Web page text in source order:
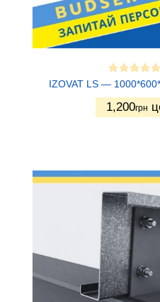
IZOVAT LS —
1,200грн